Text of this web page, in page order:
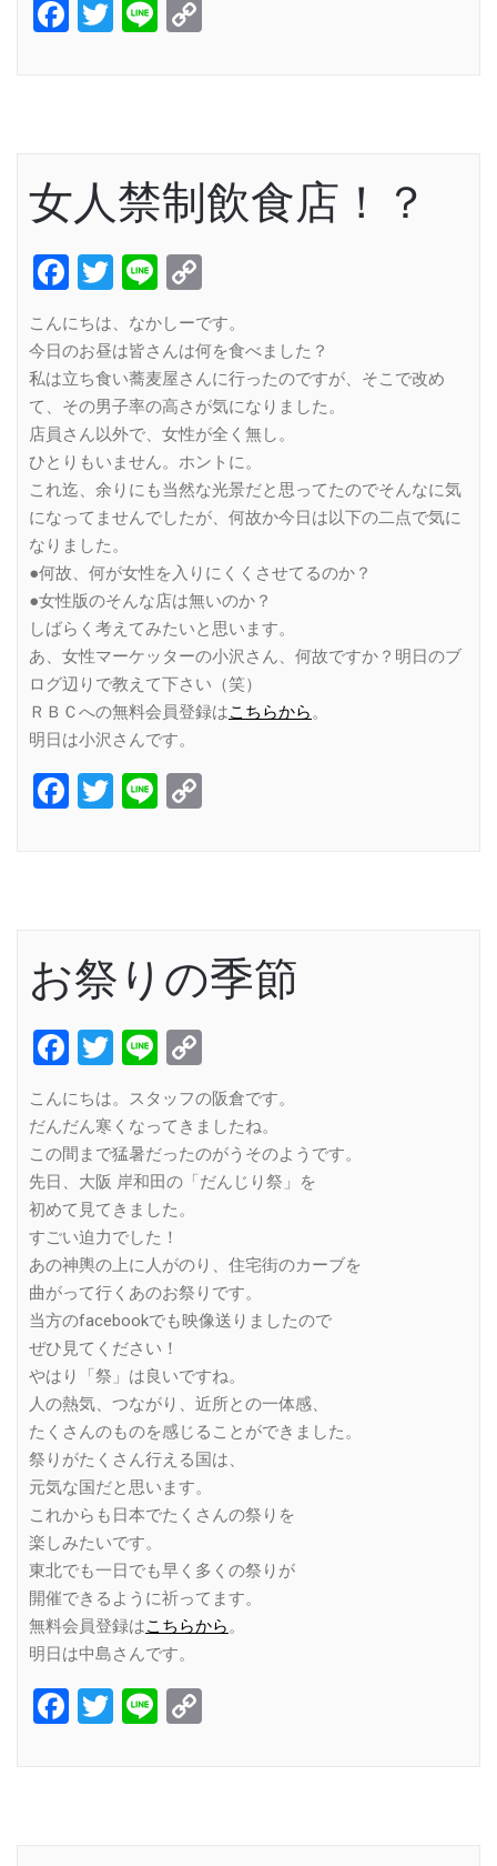
Facebook
Twitter
Line
女人禁制飲食店！？
Facebook
Twitter
Line
Link
こんにちは、なかしーです。
今日のお昼は皆さんは何を食べました？
私は立ち食い蕎麦屋さんに行ったのですが、そこで改め
て、その男子率の高さが気になりました。
店員さん以外で、女性が全く無し。
ひとりもいません。ホントに。
これ迄、余りにも当然な光景だと思ってたのでそんなに気
になってませんでしたが、何故か今日は以下の二点で気に
なりました。
●何故、何が女性を入りにくくさせてるのか？
●女性版のそんな店は無いのか？
しばらく考えてみたいと思います。
あ、女性マーケッターの小沢さん、何故ですか？明日のブ
ログ辺りで教えて下さい（笑）
ＲＢＣへの無料会員登録はこちらから。
明日は小沢さんです。
Facebook
Twitter
Line
お祭りの季節
Facebook
Twitter
Line
Link
こんにちは。スタッフの阪倉です。
だんだん寒くなってきましたね。
この間まで猛暑だったのがうそのようです。
先日、大阪 岸和田の「だんじり祭」を
初めて見てきました。
すごい迫力でした！
あの神輿の上に人がのり、住宅街のカーブを
曲がって行くあのお祭りです。
当方のfacebookでも映像送りましたので
ぜひ見てください！
やはり「祭」は良いですね。
人の熱気、つながり、近所との一体感、
たくさんのものを感じることができました。
祭りがたくさん行える国は、
元気な国だと思います。
これからも日本でたくさんの祭りを
楽しみたいです。
東北でも一日でも早く多くの祭りが
開催できるように祈ってます。
無料会員登録はこちらから。
明日は中島さんです。
Facebook
Twitter
Line